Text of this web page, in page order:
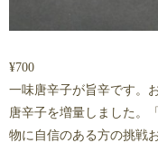
¥700
一味唐辛子が旨辛です。
唐辛子を増量しました。
物に自信のある方の挑戦